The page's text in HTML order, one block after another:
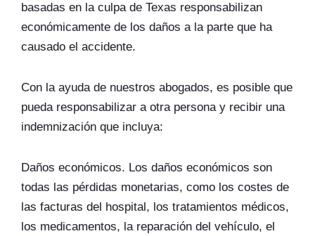
basadas en la culpa de Texas responsabilizan
económicamente de los daños a la parte que ha
causado el accidente.
Con la ayuda de nuestros abogados, es posible que
pueda responsabilizar a otra persona y recibir una
indemnización que incluya:
Daños económicos. Los daños económicos son
todas las pérdidas monetarias, como los costes de
las facturas del hospital, los tratamientos médicos,
los medicamentos, la reparación del vehículo, el